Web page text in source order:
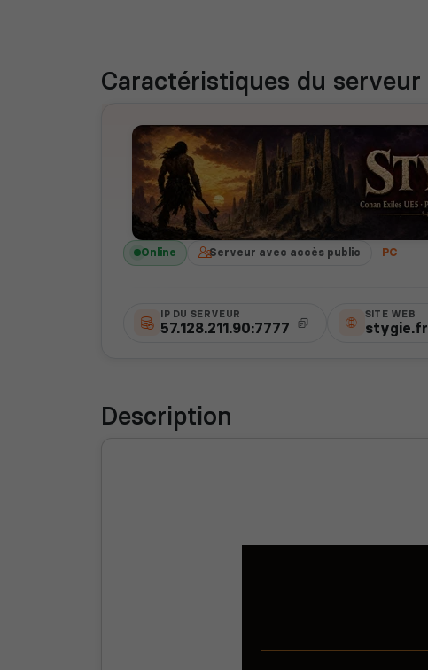
Caractéristiques du serveur
Online Serveur avec accès public PC
IP DU SERVEUR
57.128.211.90:7777
SITE WEB
stygie.fr
Description